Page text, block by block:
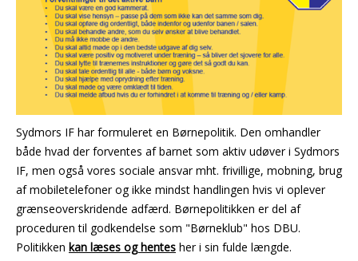
Sydmors IF har formuleret en Børnepolitik. Den omhandler
både hvad der forventes af barnet som aktiv udøver i Sydmors
IF, men også vores sociale ansvar mht. frivillige, mobning, brug
af mobiletelefoner og ikke mindst handlingen hvis vi oplever
grænseoverskridende adfærd. Børnepolitikken er del af
proceduren til godkendelse som "Børneklub" hos DBU.
Politikken kan læses og hentes her i sin fulde længde.